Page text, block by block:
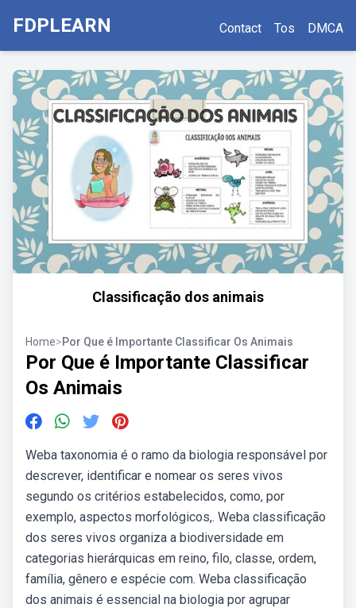
FDPLEARN Contact Tos DMCA
Classificação dos animais
Home>Por Que é Importante Classificar Os Animais
Por Que é Importante Classificar
Os Animais
Weba taxonomia é o ramo da biologia responsável por
descrever, identificar e nomear os seres vivos
segundo os critérios estabelecidos, como, por
exemplo, aspectos morfológicos,. Weba classificação
dos seres vivos organiza a biodiversidade em
categorias hierárquicas em reino, filo, classe, ordem,
família, gênero e espécie com. Weba classificação
dos animais é essencial na biologia por agrupar